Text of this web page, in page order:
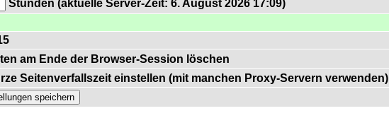
Stunden (aktuelle Server-Zeit: 6. August 2026 17:09)
am Ende der Browser-Session löschen
Seitenverfallszeit einstellen (mit manchen Proxy-Servern verwenden)